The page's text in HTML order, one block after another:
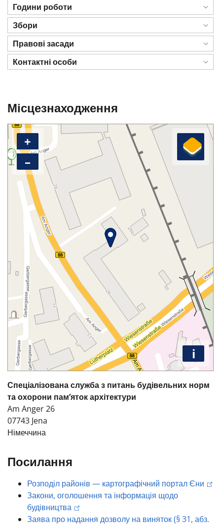
Години роботи
Збори
Правові засади
Контактні особи
Місцезнаходження
+
–
i
Спеціалізована служба з питань будівельних норм
та охорони пам’яток архітектури
Am Anger 26
07743 Jena
Німеччина
Посилання
Розподіл районів — картографічний портал Єни
Закони, оголошення та інформація щодо
будівництва
Заява про надання дозволу на виняток (§ 31, абз.